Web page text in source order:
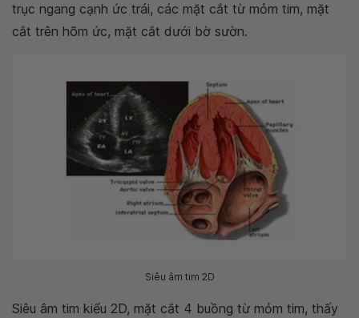
trục ngang cạnh ức trái, các mặt cắt từ mỏm tim, mặt
cắt trên hõm ức, mặt cắt dưới bờ sườn.
Siêu âm tim 2D
Siêu âm tim kiểu 2D, mặt cắt 4 buồng từ mỏm tim, thấy